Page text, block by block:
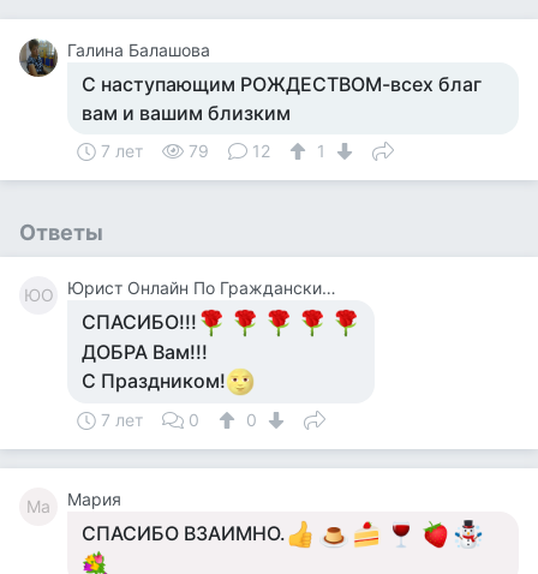
Галина Балашова
С наступающим РОЖДЕСТВОМ-всех благ
вам и вашим близким
7 лет 79 12 1
Ответы
ЮО Юрист Онлайн По Гражданским Делам
СПАСИБО!!!
ДОБРА Вам!!!
С Праздником!
7 лет 0 0
Ма Мария
СПАСИБО ВЗАИМНО.